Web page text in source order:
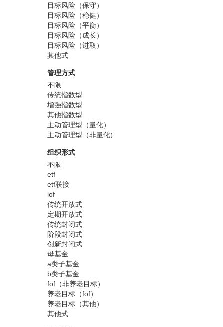
目标风险（保守）
目标风险（稳健）
目标风险（平衡）
目标风险（成长）
目标风险（进取）
其他式
管理方式
不限
传统指数型
增强指数型
其他指数型
主动管理型（量化）
主动管理型（非量化）
组织形式
不限
etf
etf联接
lof
传统开放式
定期开放式
传统封闭式
阶段封闭式
创新封闭式
母基金
a类子基金
b类子基金
fof（非养老目标）
养老目标（fof）
养老目标（其他）
其他式